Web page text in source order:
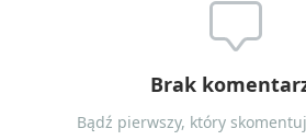
Brak
Bądź pierwszy, który